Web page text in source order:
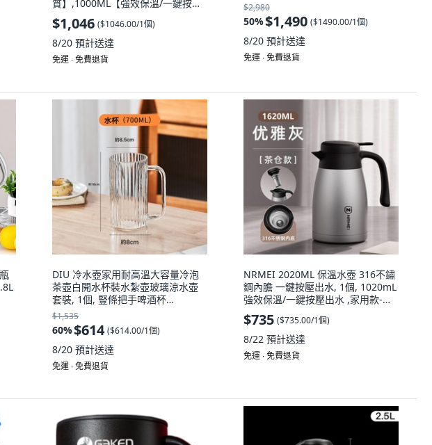
質】,1000ML【強效保溫/一鍵按壓
齣水】
$1,046 ($1046.00/1個)
8/20 預計送達
免運 ∙ 免費退貨
$2,980
50%$1,490 ($1490.00/1個)
8/20 預計送達
免運 ∙ 免費退貨
DIU 冷水壺家用耐高溫大容量冷泡
茶壺白開水杯裝水紮壺玻璃涼水壺
套裝, 1個, 豎條把手啤酒杯
700m（不含木蓋）:如圖, 1L
$1,535
60%$614 ($614.00/1個)
8/20 預計送達
免運 ∙ 免費退貨
NRMEI 2020ML 保溫水壺 316不鏽
鋼內膽 一鍵按壓出水, 1個, 1020mL
強效保溫/一鍵按壓出水 ,家用款-鋼
本色 醫用級316內底, 鋼本色,
1020mL
$735 ($735.00/1個)
8/22 預計送達
免運 ∙ 免費退貨